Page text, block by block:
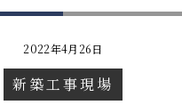
2022年4月26日
新築工事現場